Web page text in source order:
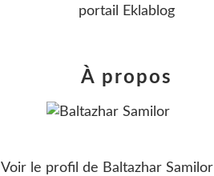
portail Eklablog
À propos
Voir le profil de Baltazhar Samilor